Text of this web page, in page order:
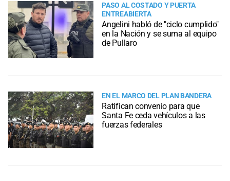
PASO AL COSTADO Y PUERTA
ENTREABIERTA
Angelini habló de "ciclo cumplido"
en la Nación y se suma al equipo
de Pullaro
EN EL MARCO DEL PLAN BANDERA
Ratifican convenio para que
Santa Fe ceda vehículos a las
fuerzas federales